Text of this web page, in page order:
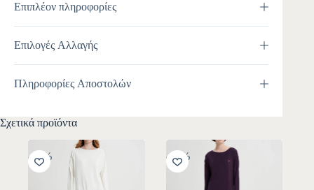
Επιπλέον πληροφορίες
Επιλογές Αλλαγής
Πληροφορίες Αποστολών
Σχετικά προϊόντα
-30% -30%